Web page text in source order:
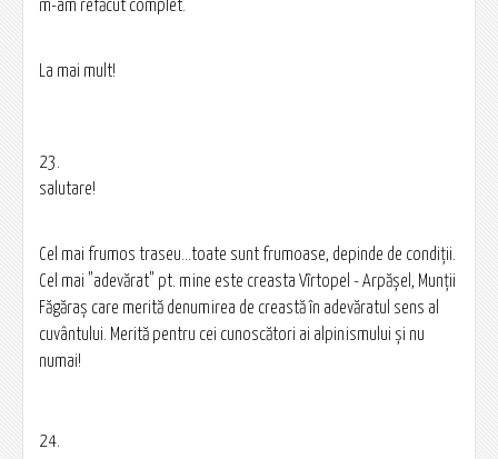
m-am refăcut complet.
La mai mult!
23.
salutare!
Cel mai frumos traseu...toate sunt frumoase, depinde de condiţii.
Cel mai "adevărat" pt. mine este creasta Vîrtopel - Arpășel, Munții
Făgăraş care merită denumirea de creastă în adevăratul sens al
cuvântului. Merită pentru cei cunoscători ai alpinismului şi nu
numai!
24.